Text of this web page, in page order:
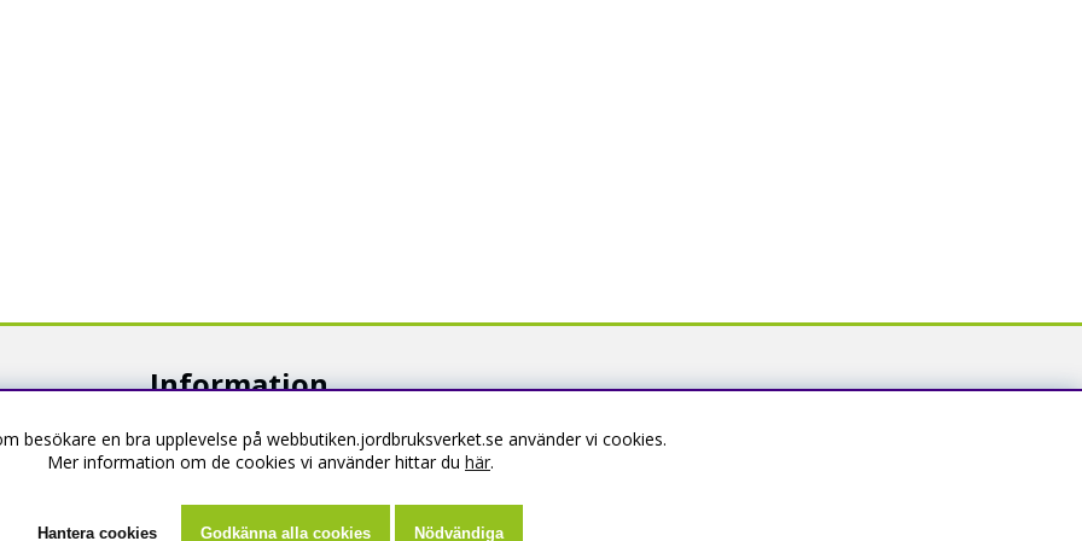
Information
Om webbutiken
besökare en bra upplevelse på webbutiken.jordbruksverket.se använder vi cookies.
Mer information om de cookies vi använder hittar du här.
Hantera cookies Godkänna alla cookies Nödvändiga